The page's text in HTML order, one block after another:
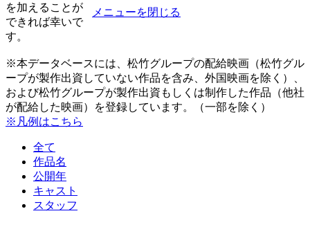
メニューを閉じる
を加えることが
できれば幸いで
す。
※本データベースには、松竹グループの配給映画（松竹グル
ープが製作出資していない作品を含み、外国映画を除く）、
および松竹グループが製作出資もしくは制作した作品（他社
が配給した映画）を登録しています。（一部を除く）
※凡例はこちら
全て
作品名
公開年
キャスト
スタッフ